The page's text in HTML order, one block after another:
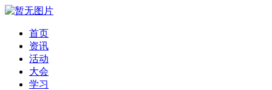
首页
资讯
活动
大会
学习